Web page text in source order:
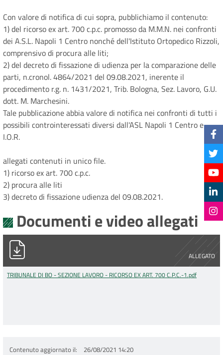
Con valore di notifica di cui sopra, pubblichiamo il contenuto:
1) del ricorso ex art. 700 c.p.c. promosso da M.M.N. nei confronti
dei A.S.L. Napoli 1 Centro nonché dell'Istituto Ortopedico Rizzoli,
comprensivo di procura alle liti;
2) del decreto di fissazione di udienza per la comparazione delle
parti, n.cronol. 4864/2021 del 09.08.2021, inerente il
procedimento r.g. n. 1431/2021, Trib. Bologna, Sez. Lavoro, G.U.
dott. M. Marchesini.
Tale pubblicazione abbia valore di notifica nei confronti di tutti i
possibili controinteressati diversi dall'ASL Napoli 1 Centro e
I.O.R.
allegati contenuti in unico file.
1) ricorso ex art. 700 c.p.c.
2) procura alle liti
3) decreto di fissazione udienza del 09.08.2021.
Documenti e video allegati
ALLEGATO
TRIBUNALE DI BO - SEZIONE LAVORO - RICORSO EX ART. 700
TRIBUNALE DI BO - SEZIONE LAVORO - RICORSO EX ART. 700 C.P.C.-1.pdf
Contenuto aggiornato il 26/08/2021 14:20